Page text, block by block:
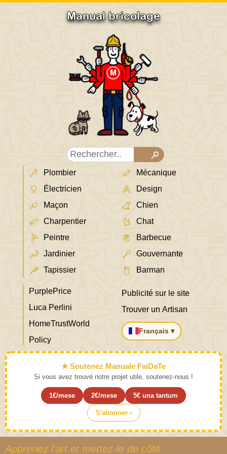
Manual bricolage
Plombier
Électricien
Maçon
Charpentier
Peintre
Jardinier
Tapissier
Mécanique
Design
Chien
Chat
Barbecue
Gouvernante
Barman
PurplePrice
Luca Perlini
HomeTrustWorld
Policy
Publicité sur le site
Trouver un Artisan
Français ▾
★ Soutenez Manuale FaiDaTe
Si vous avez trouvé notre projet utile, soutenez-nous !
1€/mese 2€/mese 5€ una tantum
S'abonner ›
Apprenez l'art et mettez-le de côté